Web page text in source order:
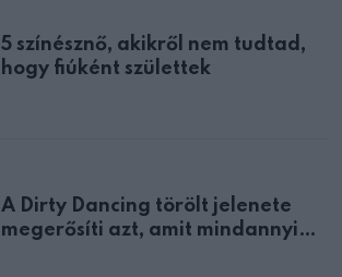
5 színésznő, akikről nem tudtad,
hogy fiúként születtek
A Dirty Dancing törölt jelenete
megerősíti azt, amit mindannyian